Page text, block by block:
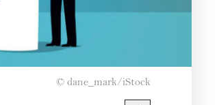
© dane_mark/iStock